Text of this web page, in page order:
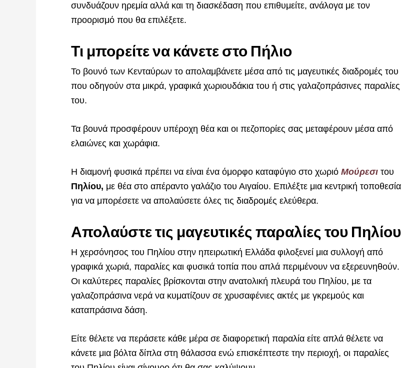
συνδυάζουν ηρεμία αλλά και τη διασκέδαση που επιθυμείτε, ανάλογα με τον
προορισμό που θα επιλέξετε.
Τι μπορείτε να κάνετε στο Πήλιο
Το βουνό των Κενταύρων το απολαμβάνετε μέσα από τις μαγευτικές διαδρομές του
που οδηγούν στα μικρά, γραφικά χωριουδάκια του ή στις γαλαζοπράσινες παραλίες
του.
Τα βουνά προσφέρουν υπέροχη θέα και οι πεζοπορίες σας μεταφέρουν μέσα από
ελαιώνες και χωράφια.
Η διαμονή φυσικά πρέπει να είναι ένα όμορφο καταφύγιο στο χωριό Μούρεσι του
Πηλίου, με θέα στο απέραντο γαλάζιο του Αιγαίου. Επιλέξτε μια κεντρική τοποθεσία
για να μπορέσετε να απολαύσετε όλες τις διαδρομές ελεύθερα.
Απολαύστε τις μαγευτικές παραλίες του Πηλίου
Η χερσόνησος του Πηλίου στην ηπειρωτική Ελλάδα φιλοξενεί μια συλλογή από
γραφικά χωριά, παραλίες και φυσικά τοπία που απλά περιμένουν να εξερευνηθούν.
Οι καλύτερες παραλίες βρίσκονται στην ανατολική πλευρά του Πηλίου, με τα
γαλαζοπράσινα νερά να κυματίζουν σε χρυσαφένιες ακτές με γκρεμούς και
καταπράσινα δάση.
Είτε θέλετε να περάσετε κάθε μέρα σε διαφορετική παραλία είτε απλά θέλετε να
κάνετε μια βόλτα δίπλα στη θάλασσα ενώ επισκέπτεστε την περιοχή, οι παραλίες